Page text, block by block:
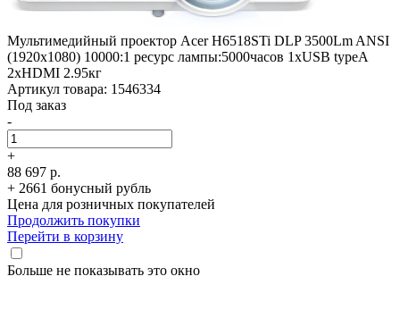
Мультимедийный проектор Acer H6518STi DLP 3500Lm ANSI
(1920x1080) 10000:1 ресурс лампы:5000часов 1xUSB typeA
2xHDMI 2.95кг
Артикул товара: 1546334
Под заказ
-
+
88 697 р.
+ 2661 бонусный рубль
Цена для розничных покупателей
Продолжить покупки
Перейти в корзину
Больше не показывать это окно